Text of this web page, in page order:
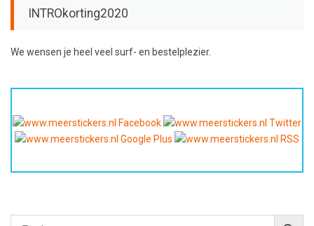
INTROkorting2020
We wensen je heel veel surf- en bestelplezier.